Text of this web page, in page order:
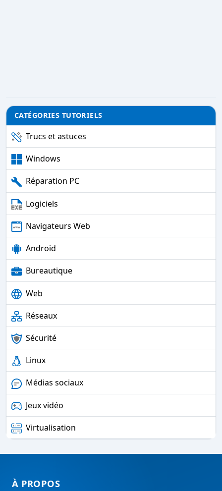
CATÉGORIES TUTORIELS
Trucs et astuces
Windows
Réparation PC
Logiciels
Navigateurs Web
Android
Bureautique
Web
Réseaux
Sécurité
Linux
Médias sociaux
Jeux vidéo
Virtualisation
À PROPOS